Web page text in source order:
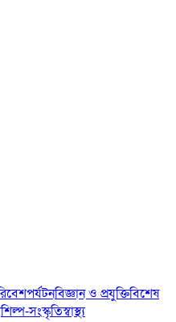
পর্যটনবিজ্ঞান ও প্রযুক্তিবিশেষ
শিল্প-সংস্কৃতিস্বাস্থ্য